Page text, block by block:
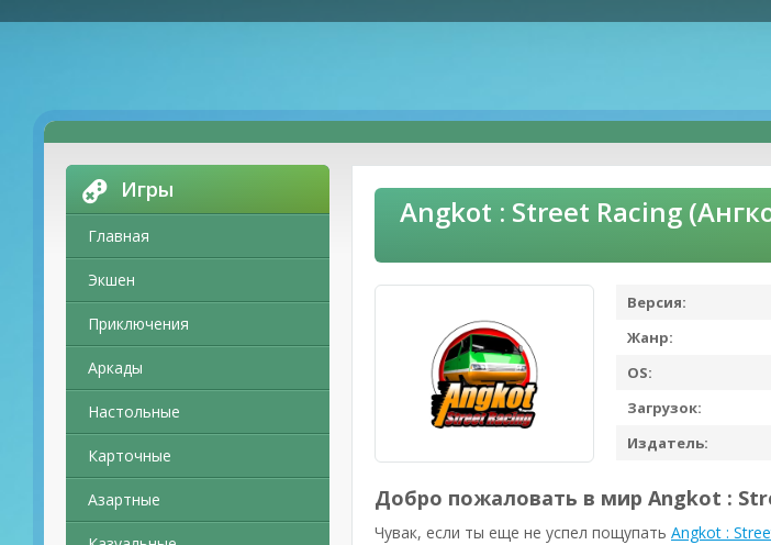
Игры
Главная
Экшен
Приключения
Аркады
Настольные
Карточные
Азартные
Angkot : Street Racing
Версия:
Жанр:
OS:
Загрузок:
Издатель:
Добро пожаловать в мир Angkot :
Чувак, если ты еще не успел пощупать Angkot :